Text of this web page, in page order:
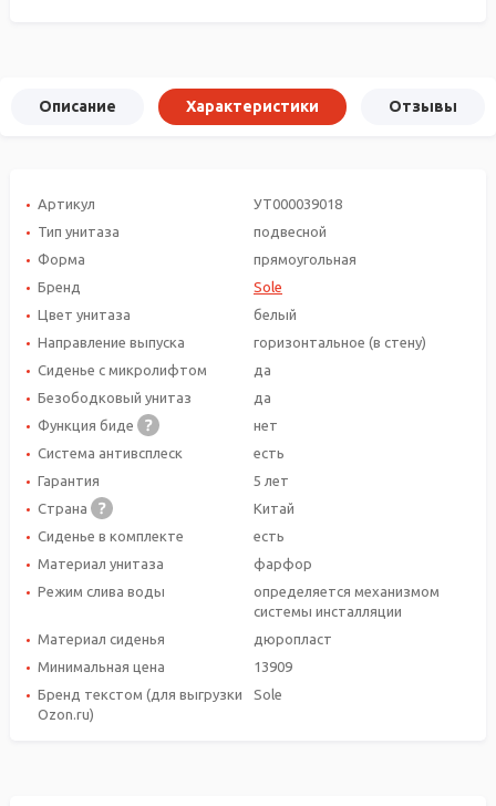
Описание Характеристики Отзывы
Артикул
УТ000039018
Тип унитаза
подвесной
Форма
прямоугольная
Бренд
Sole
Цвет унитаза
белый
Направление выпуска
горизонтальное (в стену)
Сиденье с микролифтом
да
Безободковый унитаз
да
Функция биде
нет
Система антивсплеск
есть
Гарантия
5 лет
Страна
Китай
Сиденье в комплекте
есть
Материал унитаза
фарфор
Режим слива воды
определяется механизмом
системы инсталляции
Материал сиденья
дюропласт
Минимальная цена
13909
Бренд текстом (для выгрузки
Ozon.ru)
Sole